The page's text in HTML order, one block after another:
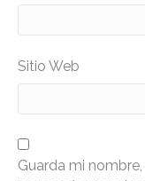
Sitio Web
Guarda mi